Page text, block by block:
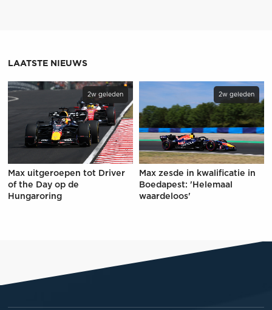
LAATSTE NIEUWS
2w geleden
Max uitgeroepen tot Driver
of the Day op de
Hungaroring
2w geleden
Max zesde in kwalificatie in
Boedapest: 'Helemaal
waardeloos'